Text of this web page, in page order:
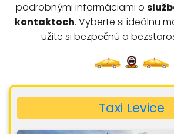
podrobnými informáciami o
kontaktoch. Vyberte si ideálnu
užite si bezpečnú a
Taxi Levice